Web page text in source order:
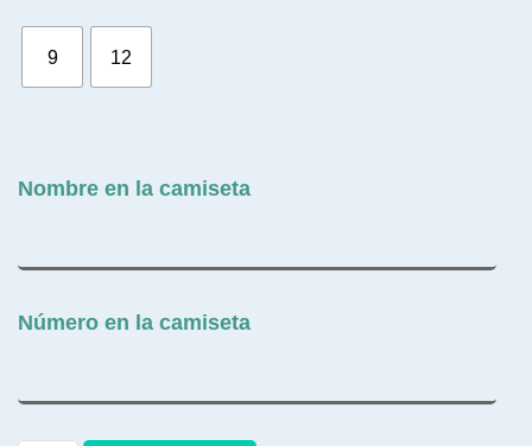
9 12
Nombre en la camiseta
Número en la camiseta